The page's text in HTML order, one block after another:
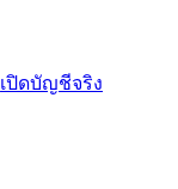
เปิดบัญชีจริง